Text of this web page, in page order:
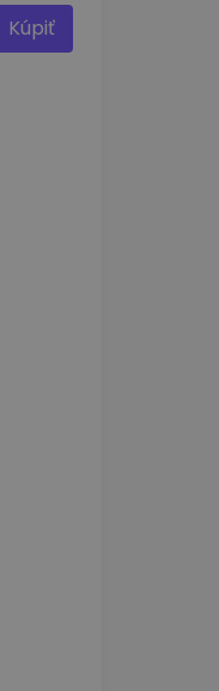
Kúpiť